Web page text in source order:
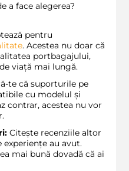
a face alegerea?
pentru
. Acestea nu doar că
portbagajului,
viață mai lungă.
te că suporturile pe
cu modelul și
contrar, acestea nu vor
Citește recenziile altor
experiențe au avut.
mai bună dovadă că ai